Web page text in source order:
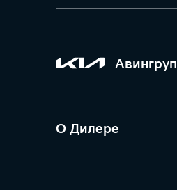
Авингруп
О Дилере